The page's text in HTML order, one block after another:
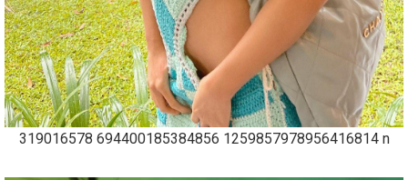
319016578 694400185384856 1259857978956416814 n